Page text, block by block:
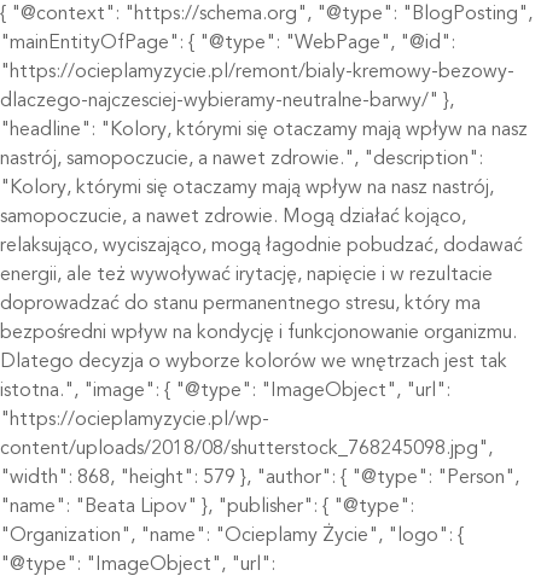
{ "@context": "https://schema.org", "@type": "BlogPosting",
"mainEntityOfPage": { "@type": "WebPage", "@id":
"https://ocieplamyzycie.pl/remont/bialy-kremowy-bezowy-
dlaczego-najczesciej-wybieramy-neutralne-barwy/" },
"headline": "Kolory, którymi się otaczamy mają wpływ na nasz
nastrój, samopoczucie, a nawet zdrowie.", "description":
"Kolory, którymi się otaczamy mają wpływ na nasz nastrój,
samopoczucie, a nawet zdrowie. Mogą działać kojąco,
relaksująco, wyciszająco, mogą łagodnie pobudzać, dodawać
energii, ale też wywoływać irytację, napięcie i w rezultacie
doprowadzać do stanu permanentnego stresu, który ma
bezpośredni wpływ na kondycję i funkcjonowanie organizmu.
Dlatego decyzja o wyborze kolorów we wnętrzach jest tak
istotna.", "image": { "@type": "ImageObject", "url":
"https://ocieplamyzycie.pl/wp-
content/uploads/2018/08/shutterstock_768245098.jpg",
"width": 868, "height": 579 }, "author": { "@type": "Person",
"name": "Beata Lipov" }, "publisher": { "@type":
"Organization", "name": "Ocieplamy Życie", "logo": {
"@type": "ImageObject", "url":